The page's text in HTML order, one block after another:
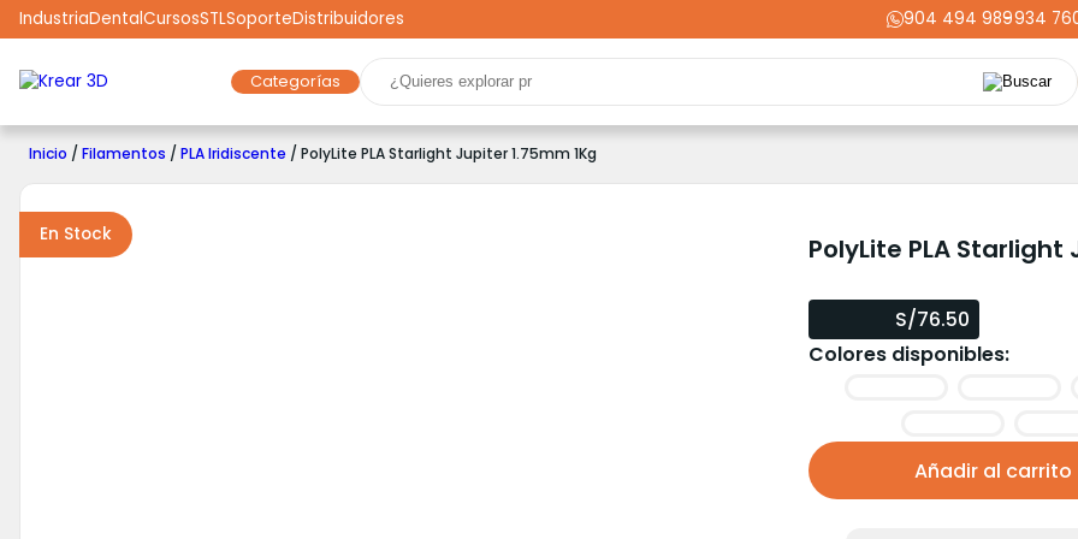
IndustriaDentalCursosSTLSoporteDistribuidores 904 494 989
-934
Categorías
Marcas Impresoras 3D Filamentos Resinas Repuestos
Robótica
Scooters Drones Realidad Virtual Gaming Energía Dental Industria Liquidaciones
Inicio / Filamentos / PLA Iridiscente / PolyLite PLA Starlight Jupiter 1.75mm 1Kg
En Stock PolyLite PLA Starlight
S/76.50
Colores disponibles:
Añadir al carrito